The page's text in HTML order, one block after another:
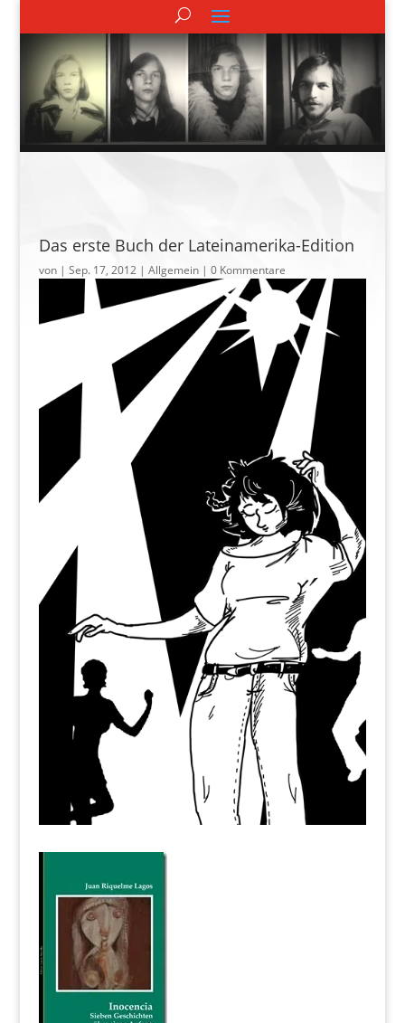
Das erste Buch der Lateinamerika-Edition
von | Sep. 17, 2012| Allgemein | 0 Kommentare